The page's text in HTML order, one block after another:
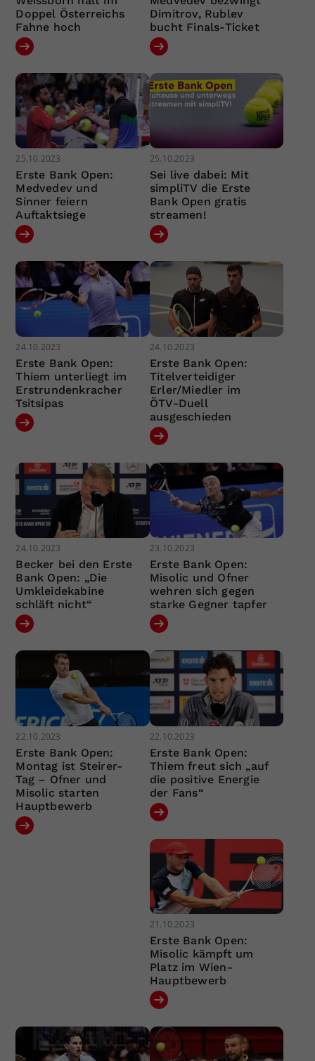
Doppel Österreichs
Fahne hoch
Dimitrov, Rublev
bucht Finals-Ticket
25.10.2023
Erste Bank Open:
Medvedev und
Sinner feiern
Auftaktsiege
25.10.2023
Sei live dabei: Mit
simpliTV die Erste
Bank Open gratis
streamen!
24.10.2023
Erste Bank Open:
Thiem unterliegt im
Erstrundenkracher
Tsitsipas
24.10.2023
Erste Bank Open:
Titelverteidiger
Erler/Miedler im
ÖTV-Duell
ausgeschieden
24.10.2023
Becker bei den Erste
Bank Open: „Die
Umkleidekabine
schläft nicht“
23.10.2023
Erste Bank Open:
Misolic und Ofner
wehren sich gegen
starke Gegner tapfer
22.10.2023
Erste Bank Open:
Montag ist Steirer-
Tag – Ofner und
Misolic starten
Hauptbewerb
22.10.2023
Erste Bank Open:
Thiem freut sich „auf
die positive Energie
der Fans“
21.10.2023
Erste Bank Open:
Misolic kämpft um
Platz im Wien-
Hauptbewerb